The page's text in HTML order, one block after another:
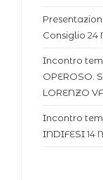
Consiglio 24
Incontro
OPEROSO.
LORENZO
Incontro
INDIFESI14